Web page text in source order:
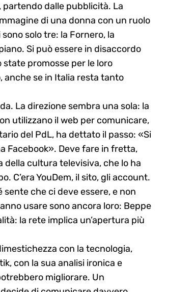
partendo dalle pubblicità. La
di una donna con un ruolo
solo tre: la Fornero, la
Si può essere in disaccordo
promosse per le loro
anche se in Italia resta tanto
La direzione sembra una sola: la
utilizzano il web per comunicare,
del PdL, ha dettato il passo: «Si
Facebook». Deve fare in fretta,
cultura televisiva, che lo ha
C’era YouDem, il sito, gli account.
sente che ci deve essere, e non
usare sono ancora loro: Beppe
la rete implica un’apertura più
con la tecnologia,
con la sua analisi ironica e
migliorare. Un